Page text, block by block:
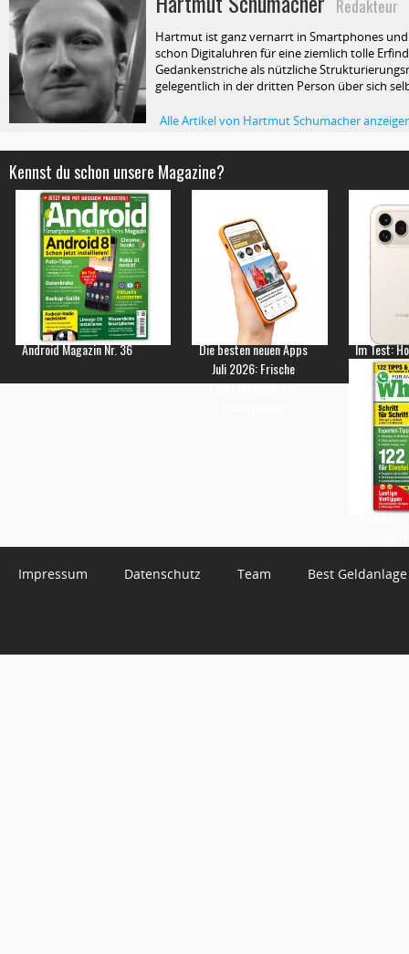
Redakteur
Hartmut ist ganz vernarrt in Smartphones
schon Digitaluhren für eine ziemlich tolle
Gedankenstriche als nützliche
gelegentlich in der dritten Person über sich
Alle Artikel von Hartmut Schumacher
Kennst du schon unsere Magazine?
Android Magazin Nr. 36
Die besten neuen Apps
Juli 2026: Frische
Empfehlungen für
Im Test:
Impressum Datenschutz Team Best Geldanlage